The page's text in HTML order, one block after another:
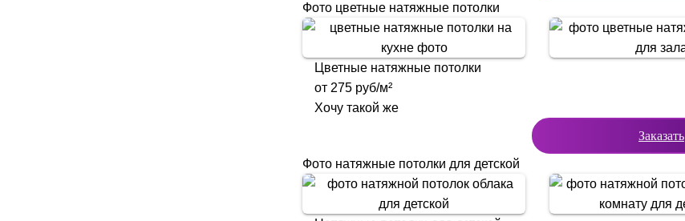
Фото цветные натяжные потолки
Цветные натяжные потолки
от 275 руб/м²
Хочу такой же
Заказать
Фото натяжные потолки для детской